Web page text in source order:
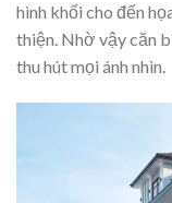
hình khối cho đến
thiện. Nhờ vậy căn
thu hút mọi ánh nhìn.